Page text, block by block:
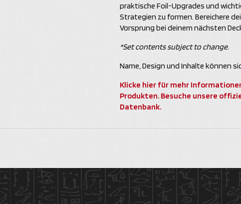
praktische Foil-Upgrades und
Strategien zu formen. Bereichere
Vorsprung bei deinem nächsten
*Set contents subject to change.
Name, Design und Inhalte können
Klicke hier für mehr
Produkten. Besuche unsere
Datenbank.